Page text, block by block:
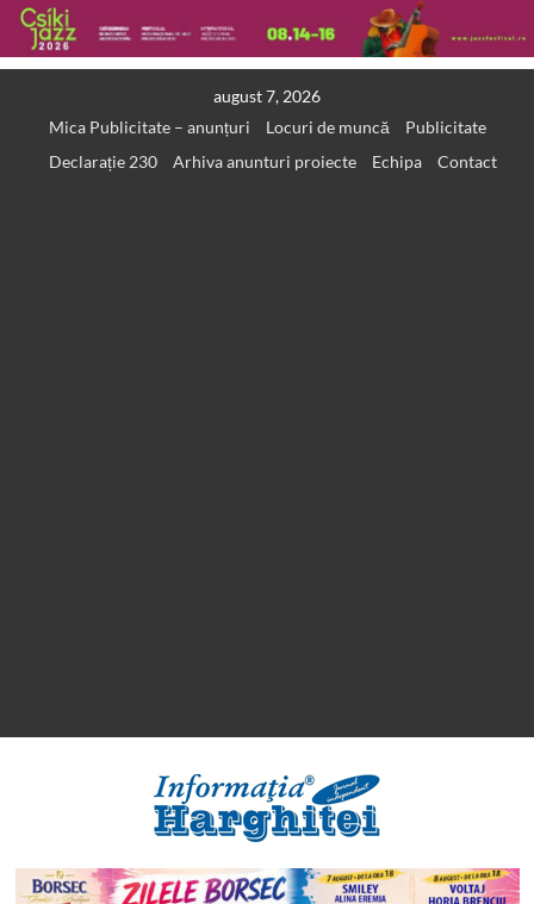
august 7, 2026
Mica Publicitate – anunțuri
Locuri de muncă
Publicitate
Declarație 230
Arhiva anunturi proiecte Echipa Contact